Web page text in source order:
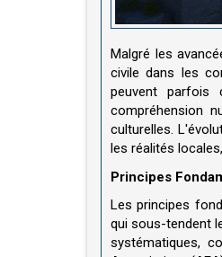
Malgré les
civile dans les
peuvent parfois
compréhension
culturelles.
les réalités
Principes
Les principes
qui sous-tendent
systématiques,